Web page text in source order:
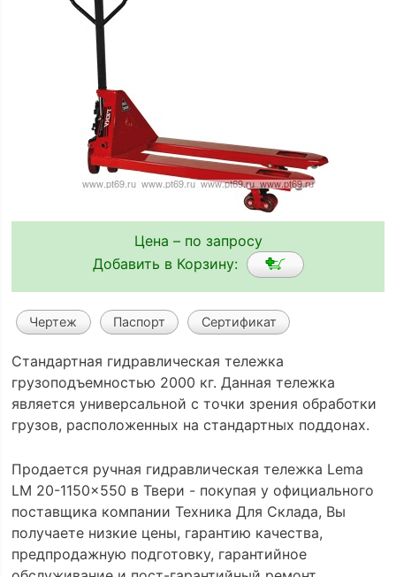
Цена – по запросу
Добавить в Корзину:
Чертеж Паспорт Сертификат
Стандартная гидравлическая тележка
грузоподъемностью 2000 кг. Данная тележка
является универсальной с точки зрения обработки
грузов, расположенных на стандартных поддонах.
Продается ручная гидравлическая тележка Lema
LM 20-1150x550 в Твери - покупая у официального
поставщика компании Техника Для Склада, Вы
получаете низкие цены, гарантию качества,
предпродажную подготовку, гарантийное